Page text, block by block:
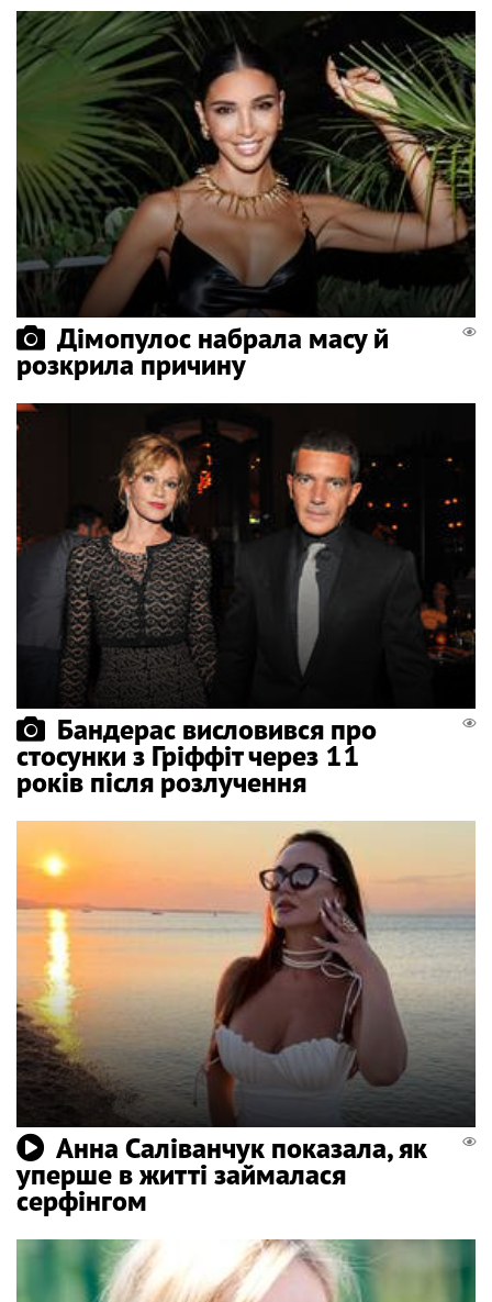
Дімопулос набрала масу й
розкрила причину
Бандерас висловився про
стосунки з Гріффіт через 11
років після розлучення
Анна Саліванчук показала, як
уперше в житті займалася
серфінгом